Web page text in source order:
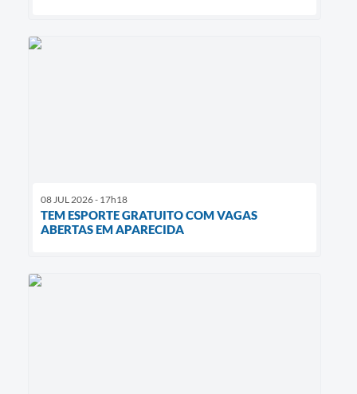
08 JUL 2026 - 17h18
TEM ESPORTE GRATUITO COM VAGAS
ABERTAS EM APARECIDA